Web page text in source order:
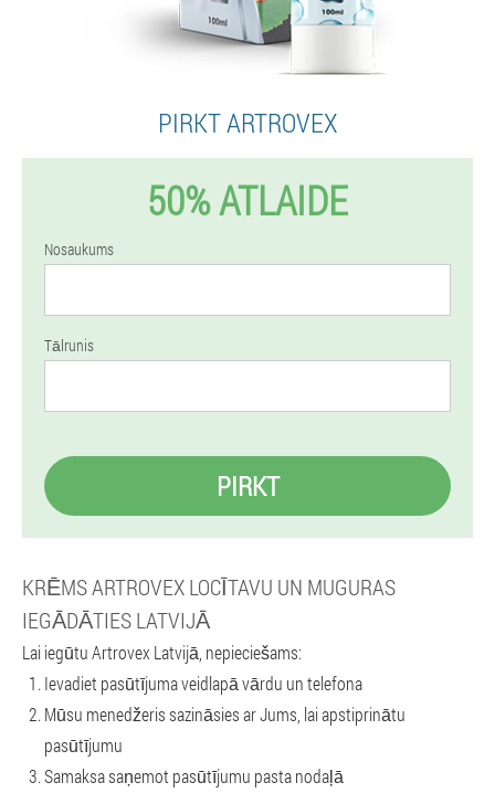
PIRKT ARTROVEX
50% ATLAIDE
Nosaukums
Tālrunis
PIRKT
KRĒMS ARTROVEX LOCĪTAVU UN MUGURAS
IEGĀDĀTIES LATVIJĀ
Lai iegūtu Artrovex Latvijā, nepieciešams:
Ievadiet pasūtījuma veidlapā vārdu un telefona
Mūsu menedžeris sazināsies ar Jums, lai apstiprinātu
pasūtījumu
Samaksa saņemot pasūtījumu pasta nodaļā